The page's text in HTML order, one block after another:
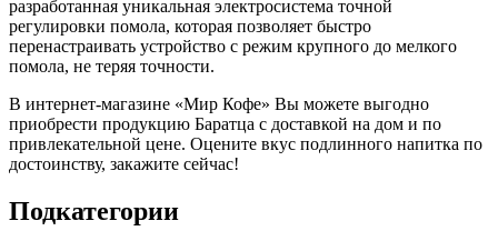
разработанная уникальная электросистема точной
регулировки помола, которая позволяет быстро
перенастраивать устройство с режим крупного до мелкого
помола, не теряя точности.
В интернет-магазине «Мир Кофе» Вы можете выгодно
приобрести продукцию Баратца с доставкой на дом и по
привлекательной цене. Оцените вкус подлинного напитка по
достоинству, закажите сейчас!
Подкатегории